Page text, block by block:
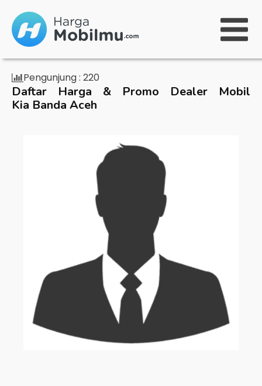
Pengunjung : 220
Daftar Harga & Promo Dealer Mobil
Kia Banda Aceh